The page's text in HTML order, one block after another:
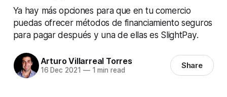
Ya hay más opciones para que en tu comercio
puedas ofrecer métodos de financiamiento seguros
para pagar después y una de ellas es SlightPay.
Arturo Villarreal Torres
16 Dec 2021 —1 min read Share